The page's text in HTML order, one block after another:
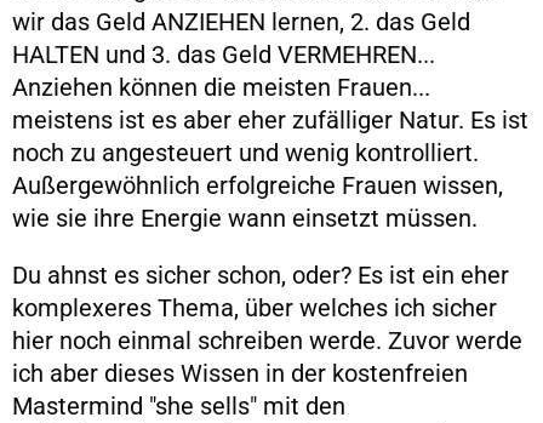
wir das Geld ANZIEHEN lernen, 2. das Geld
HALTEN und 3. das Geld VERMEHREN...
Anziehen können die meisten Frauen...
meistens ist es aber eher zufälliger Natur. Es ist
noch zu angesteuert und wenig kontrolliert.
Außergewöhnlich erfolgreiche Frauen wissen,
wie sie ihre Energie wann einsetzt müssen.
Du ahnst es sicher schon, oder? Es ist ein eher
komplexeres Thema, über welches ich sicher
hier noch einmal schreiben werde. Zuvor werde
ich aber dieses Wissen in der kostenfreien
Mastermind "she sells" mit den